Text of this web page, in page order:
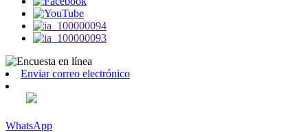
Enviar correo electrónico
WhatsApp